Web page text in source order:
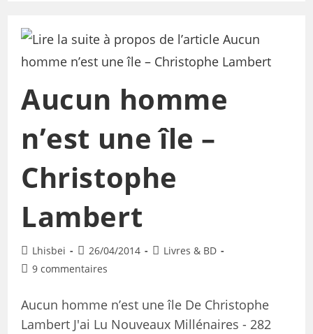
Aucun homme
n’est une île –
Christophe
Lambert
Lhisbei 26/04/2014
Livres & BD
9 commentaires
Aucun homme n’est une île De Christophe
Lambert J'ai Lu Nouveaux Millénaires - 282